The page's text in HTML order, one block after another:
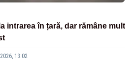
intrarea în țară, dar rămâne mult
13:02